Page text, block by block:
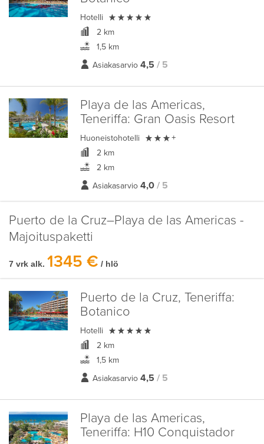
Hotelli 
2 km
1,5 km
Asiakasarvio 4,5 / 5
Playa de las Americas,
Teneriffa: Gran Oasis Resort
Huoneistohotelli  +
2 km
2 km
Asiakasarvio 4,0 / 5
Puerto de la Cruz–Playa de las Americas -
Majoituspaketti
7 vrk alk. 1345 € / hlö
Puerto de la Cruz, Teneriffa:
Botanico
Hotelli 
2 km
1,5 km
Asiakasarvio 4,5 / 5
Playa de las Americas,
Teneriffa: H10 Conquistador